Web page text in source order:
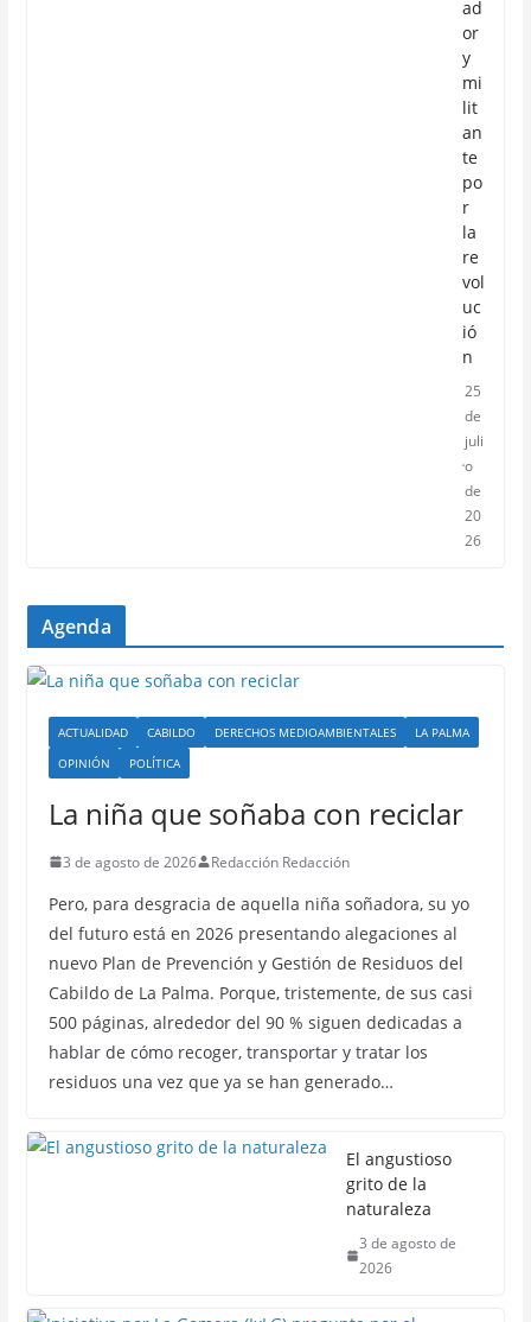
ad
or
y
mi
lit
an
te
po
r
la
re
vol
uc
ió
n
25
de
juli
o
de
20
26
Agenda
ACTUALIDAD CABILDO DERECHOS MEDIOAMBIENTALES
LA PALMA
OPINIÓN
POLÍTICA
La niña que soñaba con reciclar
3 de agosto de 2026 Redacción Redacción
Pero, para desgracia de aquella niña soñadora, su yo
del futuro está en 2026 presentando alegaciones al
nuevo Plan de Prevención y Gestión de Residuos del
Cabildo de La Palma. Porque, tristemente, de sus casi
500 páginas, alrededor del 90 % siguen dedicadas a
hablar de cómo recoger, transportar y tratar los
residuos una vez que ya se han generado…
El angustioso
grito de la
naturaleza
3 de agosto de
2026